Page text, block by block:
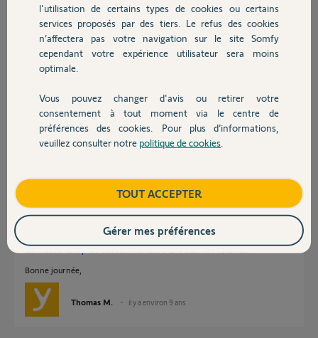
Autres produits
Devis avec un pro
Contact
Réponses
Bonsoir
expliqué !
Avez-vous cette documentation ?
Anonyme il y a environ 9 ans
Bonjour Pierre,
Vous trouverez la procédure au lien vidéo ci-dessous:
Bonne journée,
Thomas M. il y a environ 9 ans
l'utilisation de certains types de cookies ou certains
services proposés par des tiers. Le refus des cookies
n’affectera pas votre navigation sur le site Somfy
cependant votre expérience utilisateur sera moins
optimale.
Vous pouvez changer d'avis ou retirer votre
consentement à tout moment via le centre de
préférences des cookies. Pour plus d’informations,
veuillez consulter notre politique de cookies
TOUT ACCEPTER
Gérer mes préférences